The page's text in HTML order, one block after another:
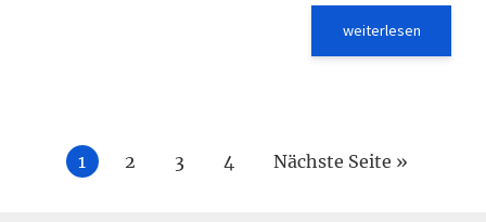
weiterlesen
1 2 3 4 Nächste Seite »